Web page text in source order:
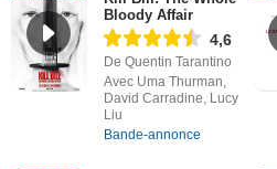
Bloody Affair
4,6
De Quentin Tarantino
Avec Uma Thurman,
David Carradine, Lucy
Liu
Bande-annonce